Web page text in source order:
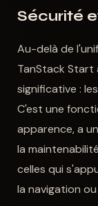
Sécurité
Au-delà de
TanStack
significative : les
C'est une
apparence, a
la
celles qui
la navigation